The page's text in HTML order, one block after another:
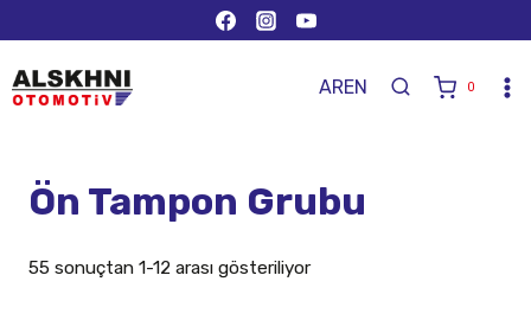
AREN 0
Ön Tampon Grubu
55 sonuçtan 1-12 arası gösteriliyor